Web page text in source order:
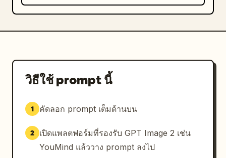
วิธีใช้ prompt นี้
1 คัดลอก prompt เต็มด้านบน
2
เปิดแพลตฟอร์มที่รองรับ GPT Image 2 เช่น
YouMind แล้ววาง prompt ลงไป